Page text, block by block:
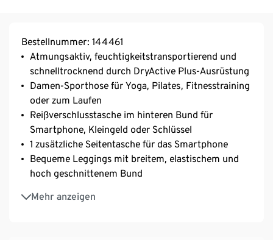
Bestellnummer: 144461
Atmungsaktiv, feuchtigkeitstransportierend und
schnelltrocknend durch DryActive Plus-Ausrüstung
Damen-Sporthose für Yoga, Pilates, Fitnesstraining
oder zum Laufen
Reißverschlusstasche im hinteren Bund für
Smartphone, Kleingeld oder Schlüssel
1 zusätzliche Seitentasche für das Smartphone
Bequeme Leggings mit breitem, elastischem und
hoch geschnittenem Bund
Mehr anzeigen
Mit Elasthan: formbeständig, perfekter Sitz bei
voller Bewegungsfreiheit